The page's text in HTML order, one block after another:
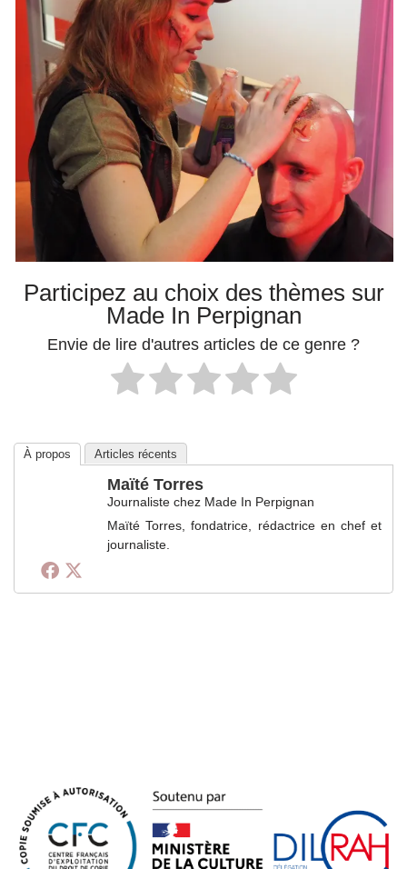
Participez au choix des thèmes sur
Made In Perpignan
Envie de lire d'autres articles de ce genre ?
À propos Articles récents
Maïté Torres
Journaliste chez Made In Perpignan
Maïté Torres, fondatrice, rédactrice en chef et
journaliste.